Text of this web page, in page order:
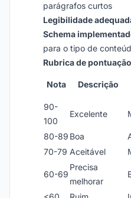
parágrafos curtos
Legibilidade
Schema
para o tipo de
Rubrica de
Nota Descrição
90-
100
Excelente
80-89 Boa
70-79 Aceitável
60-69
Precisa
melhorar